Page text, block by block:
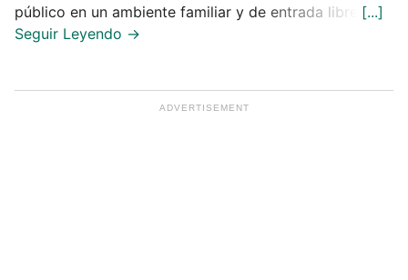
público en un ambiente familiar y de entrada libre.